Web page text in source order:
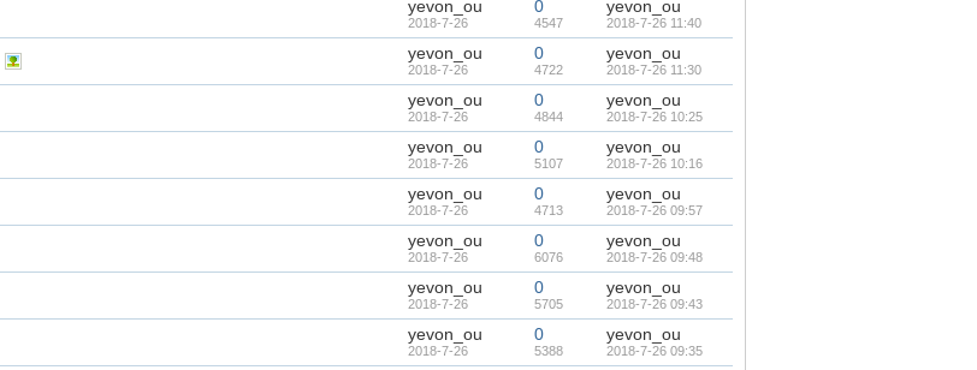
yevon_ou
2018-7-26
0
4547
yevon_ou
2018-7-26 11:40
yevon_ou
2018-7-26
0
4722
yevon_ou
2018-7-26 11:30
yevon_ou
2018-7-26
0
4844
yevon_ou
2018-7-26 10:25
yevon_ou
2018-7-26
0
5107
yevon_ou
2018-7-26 10:16
yevon_ou
2018-7-26
0
4713
yevon_ou
2018-7-26 09:57
yevon_ou
2018-7-26
0
6076
yevon_ou
2018-7-26 09:48
yevon_ou
2018-7-26
0
5705
yevon_ou
2018-7-26 09:43
yevon_ou
2018-7-26
0
5388
yevon_ou
2018-7-26 09:35